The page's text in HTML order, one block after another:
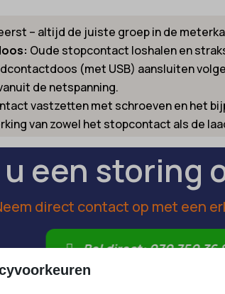
– altijd de juiste groep in de
Oude stopcontact loshalen en
(met USB) aansluiten
de netspanning.
vastzetten met schroeven en het
van zowel het stopcontact als de
een storing
direct contact op met een
Bel direct: 070 750 36